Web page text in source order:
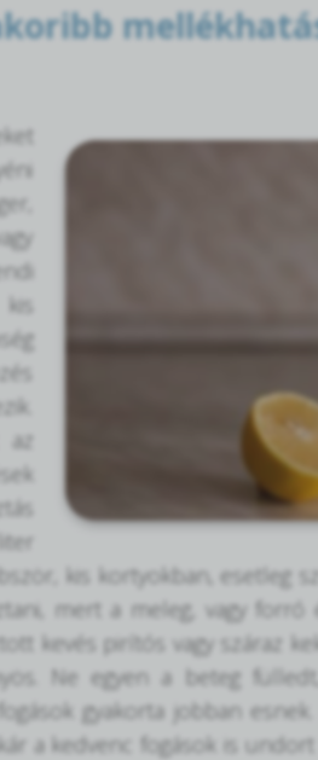
az
kis kortyokban, esetleg
mert a meleg, vagy forró
kevés pirítós vagy száraz
Ne egyen a beteg
gyakorta jobban
a kedvenc fogások is